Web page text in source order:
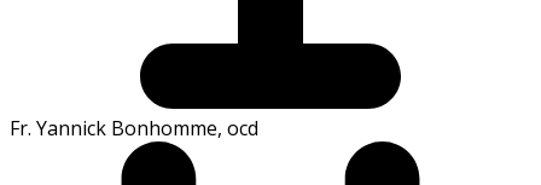
Fr. Yannick Bonhomme, ocd